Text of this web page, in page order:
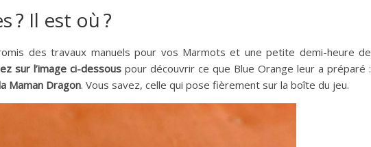
? Il est où ?
des travaux manuels pour vos Marmots et une petite demi-heure de
sur l’image ci-dessous pour découvrir ce que Blue Orange leur a préparé :
Maman Dragon. Vous savez, celle qui pose fièrement sur la boîte du jeu.